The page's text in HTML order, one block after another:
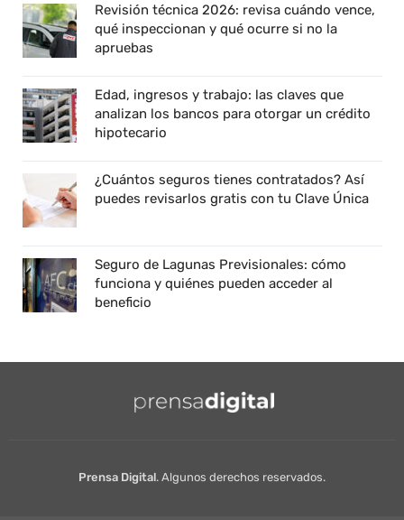
Revisión técnica 2026: revisa cuándo vence,
qué inspeccionan y qué ocurre si no la
apruebas
Edad, ingresos y trabajo: las claves que
analizan los bancos para otorgar un crédito
hipotecario
¿Cuántos seguros tienes contratados? Así
puedes revisarlos gratis con tu Clave Única
Seguro de Lagunas Previsionales: cómo
funciona y quiénes pueden acceder al
beneficio
Prensa Digital. Algunos derechos reservados.